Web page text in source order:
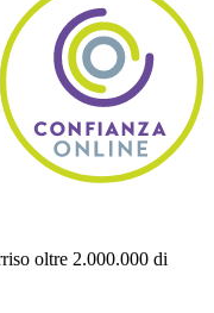
oltre 2.000.000 di